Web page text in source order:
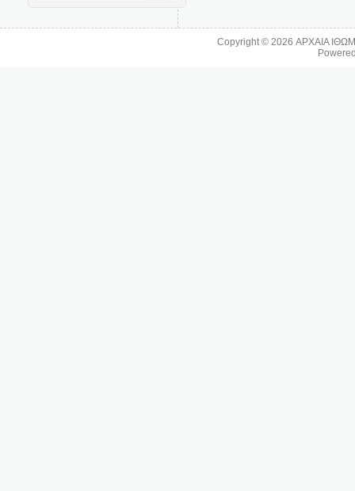
Copyright © 2026ΑΡΧΑΙΑ